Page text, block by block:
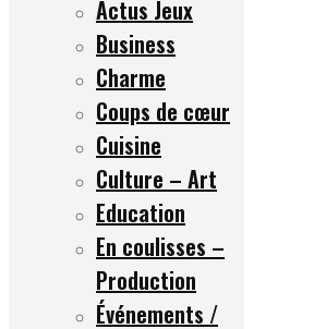
Actus Jeux
Business
Charme
Coups de cœur
Cuisine
Culture – Art
Education
En coulisses –
Production
Événements /